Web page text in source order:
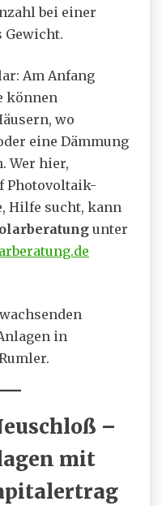
bei einer
Gewicht.
Am Anfang
können
wo
eine Dämmung
Wer hier,
Photovoltaik-
Hilfe sucht, kann
unter
in
–
mit